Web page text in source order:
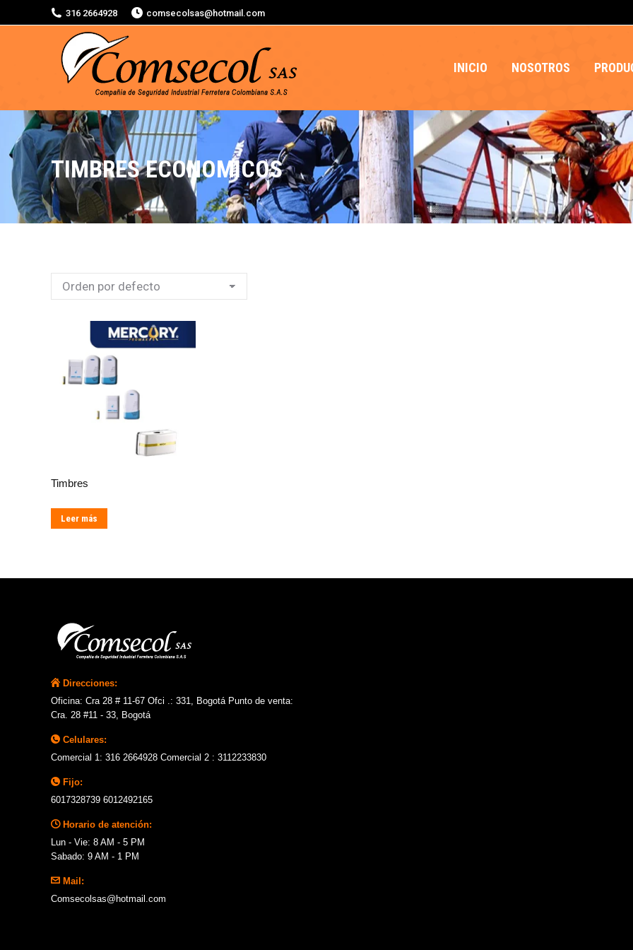
316 2664928 comsecolsas@hotmail.com
INICIO NOSOTROS
TIMBRES ECONOMICOS
Timbres
Leer más
Direcciones:
Oficina: Cra 28 # 11-67 Ofci .: 331, Bogotá Punto de venta:
Cra. 28 #11 - 33, Bogotá
Celulares:
Comercial 1: 316 2664928 Comercial 2 : 3112233830
Fijo:
6017328739 6012492165
Horario de atención:
Lun - Vie: 8 AM - 5 PM
Sabado: 9 AM - 1 PM
Mail:
Comsecolsas@hotmail.com